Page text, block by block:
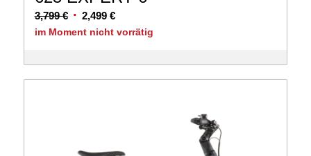
3,799€ Ursprünglicher
Preis
3,799 €
2,499 €Aktueller
Preis
2,499 €.
im Moment nicht vorrätig